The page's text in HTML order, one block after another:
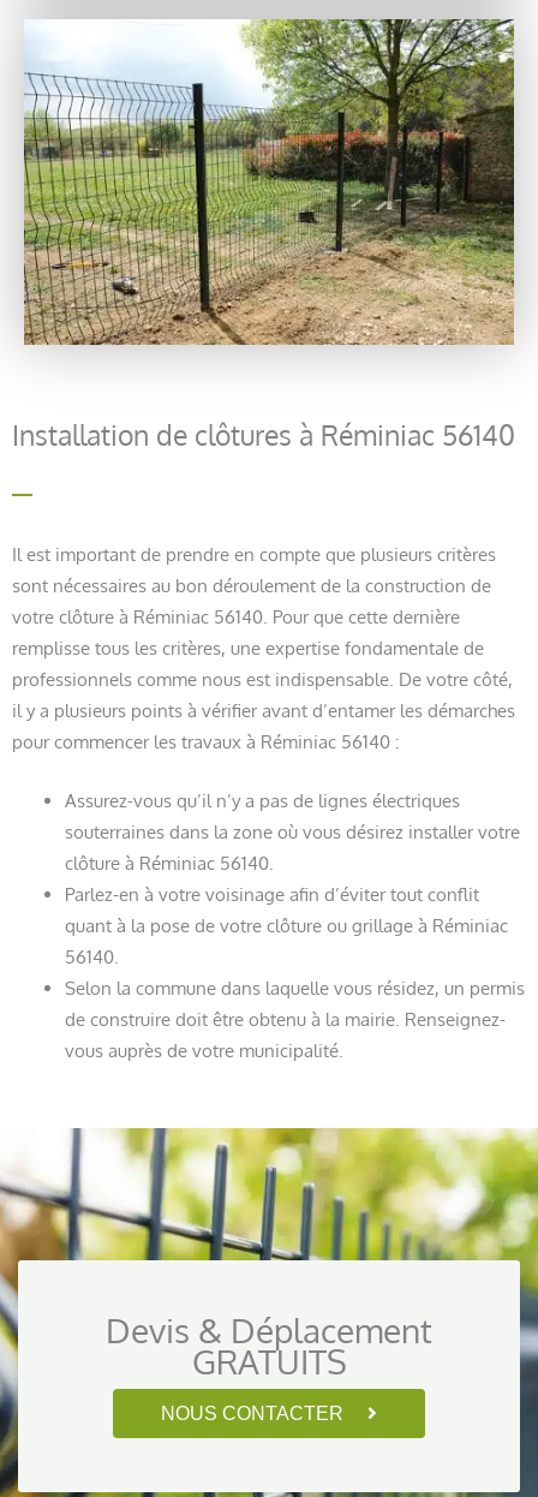
Installation de clôtures à Réminiac 56140
Il est important de prendre en compte que plusieurs critères
sont nécessaires au bon déroulement de la construction de
votre clôture à Réminiac 56140. Pour que cette dernière
remplisse tous les critères, une expertise fondamentale de
professionnels comme nous est indispensable. De votre côté,
il y a plusieurs points à vérifier avant d’entamer les démarches
pour commencer les travaux à Réminiac 56140 :
Assurez-vous qu’il n’y a pas de lignes électriques
souterraines dans la zone où vous désirez installer votre
clôture à Réminiac 56140.
Parlez-en à votre voisinage afin d’éviter tout conflit
quant à la pose de votre clôture ou grillage à Réminiac
56140.
Selon la commune dans laquelle vous résidez, un permis
de construire doit être obtenu à la mairie. Renseignez-
vous auprès de votre municipalité.
Devis & Déplacement
GRATUITS
NOUS CONTACTER